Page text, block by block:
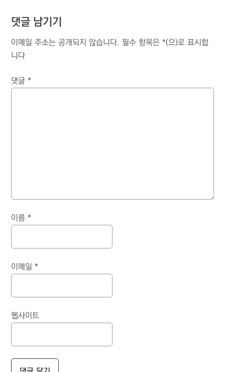
댓글 남기기
이메일 주소는 공개되지 않습니다. 필수 항목은*(으)로 표시합
니다
댓글*
이름*
이메일*
웹사이트